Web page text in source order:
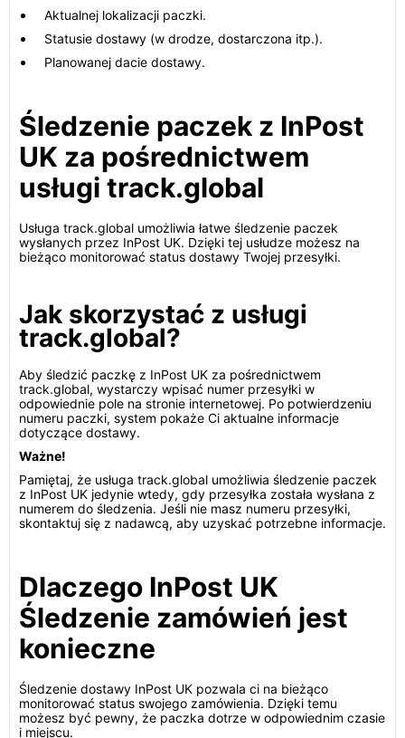
Aktualnej lokalizacji paczki.
Statusie dostawy (w drodze, dostarczona itp.).
Planowanej dacie dostawy.
Śledzenie paczek z InPost
UK za pośrednictwem
usługi track.global
Usługa track.global umożliwia łatwe śledzenie paczek
wysłanych przez InPost UK. Dzięki tej usłudze możesz na
bieżąco monitorować status dostawy Twojej przesyłki.
Jak skorzystać z usługi
track.global?
Aby śledzić paczkę z InPost UK za pośrednictwem
track.global, wystarczy wpisać numer przesyłki w
odpowiednie pole na stronie internetowej. Po potwierdzeniu
numeru paczki, system pokaże Ci aktualne informacje
dotyczące dostawy.
Ważne!
Pamiętaj, że usługa track.global umożliwia śledzenie paczek
z InPost UK jedynie wtedy, gdy przesyłka została wysłana z
numerem do śledzenia. Jeśli nie masz numeru przesyłki,
skontaktuj się z nadawcą, aby uzyskać potrzebne informacje.
Dlaczego InPost UK
Śledzenie zamówień jest
konieczne
Śledzenie dostawy InPost UK pozwala ci na bieżąco
monitorować status swojego zamówienia. Dzięki temu
możesz być pewny, że paczka dotrze w odpowiednim czasie
i miejscu.